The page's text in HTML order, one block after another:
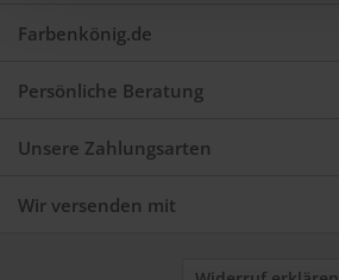
Farbenkönig.de
Persönliche Beratung
Unsere Zahlungsarten
Wir versenden mit